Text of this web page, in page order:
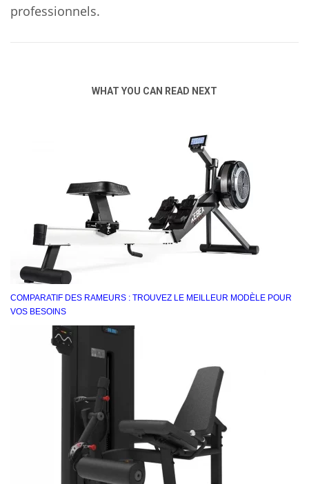
professionnels.
WHAT YOU CAN READ NEXT
COMPARATIF DES RAMEURS : TROUVEZ LE MEILLEUR MODÈLE POUR
VOS BESOINS